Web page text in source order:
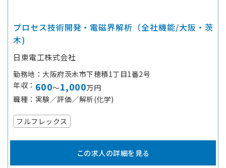
プロセス技術開発・電磁界解析（全社機能/大阪・茨
木)
日東電工株式会社
勤務地
大阪府茨木市下穂積1丁目1番2号
年収
600～1,000万円
職種
実験／評価／解析(化学)
フルフレックス
この求人の詳細を見る